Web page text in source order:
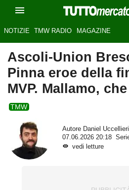
NOTIZIE TMW RADIO MAGAZINE
Ascoli-Union
Pinna eroe della
MVP. Mallamo,
TMW
Autore Daniel Uccellieri
07.06.2026 20:18
vedi letture